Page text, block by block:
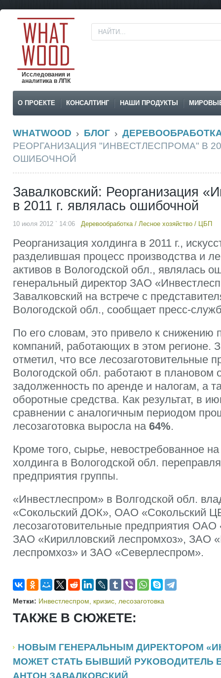
Исследования и
аналитика в ЛПК
О ПРОЕКТЕ КОНСАЛТИНГ НАШИ ПРОДУКТЫ
WHATWOOD БЛОГ
РЕОРГАНИЗАЦИЯ "ИНВЕСТЛЕСПРОМА" В
ОШИБОЧНОЙ
Завалковский: Реорганизация
в 2011 г. являлась ошибочной
10 июля 2012 ` 14:06 Деревообработка/ Лесное хозяйство / ЦБП
Реорганизация холдинга в 2011 г.,
разделившая процесс производства и
активов в Вологодской обл., являлась
генеральный директор ЗАО
Завалковский на встрече с
Вологодской обл., сообщает пресс-
По его словам, это привело к снижению
компаний, работающих в этом регионе.
отметил, что все лесозаготовительные
Вологодской обл. работают в плановом
задолженность по аренде и налогам, а
оборотные средства. Как результат, в
сравнении с аналогичным периодом
лесозаготовка выросла на 64%.
Кроме того, сырье, невостребованное
холдинга в Вологодской обл.
предприятия группы.
«Инвестлеспром» в Волгодской обл.
«Сокольский ДОК», ОАО «Сокольский
лесозаготовительные предприятия
ЗАО «Кирилловский леспромхоз», ЗАО
леспромхоз» и ЗАО «Северлеспром».
Метки: Инвестлеспром кризис лесозаготовка
ТАКЖЕ В СЮЖЕТЕ:
НОВЫМ ГЕНЕРАЛЬНЫМ ДИРЕКТОРОМ
МОЖЕТ СТАТЬ БЫВШИЙ РУКОВОДИТЕЛЬ
АНТОН ЗАВАЛКОВСКИЙ